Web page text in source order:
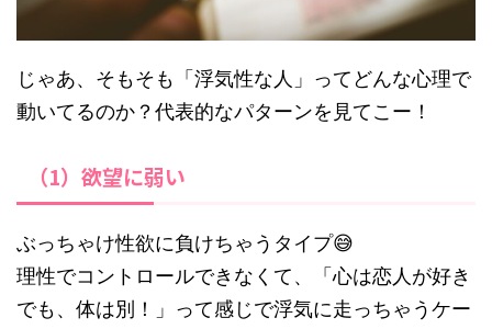
じゃあ、そもそも「浮気性な人」ってどんな心理で
動いてるのか？代表的なパターンを見てこー！
（1）欲望に弱い
ぶっちゃけ性欲に負けちゃうタイプ😅
理性でコントロールできなくて、「心は恋人が好き
でも、体は別！」って感じで浮気に走っちゃうケー